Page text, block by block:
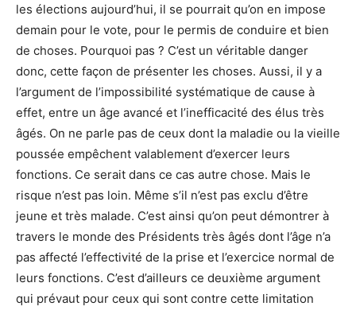
les élections aujourd’hui, il se pourrait qu’on en impose
demain pour le vote, pour le permis de conduire et bien
de choses. Pourquoi pas ? C’est un véritable danger
donc, cette façon de présenter les choses. Aussi, il y a
l’argument de l’impossibilité systématique de cause à
effet, entre un âge avancé et l’inefficacité des élus très
âgés. On ne parle pas de ceux dont la maladie ou la vieille
poussée empêchent valablement d’exercer leurs
fonctions. Ce serait dans ce cas autre chose. Mais le
risque n’est pas loin. Même s’il n’est pas exclu d’être
jeune et très malade. C’est ainsi qu’on peut démontrer à
travers le monde des Présidents très âgés dont l’âge n’a
pas affecté l’effectivité de la prise et l’exercice normal de
leurs fonctions. C’est d’ailleurs ce deuxième argument
qui prévaut pour ceux qui sont contre cette limitation